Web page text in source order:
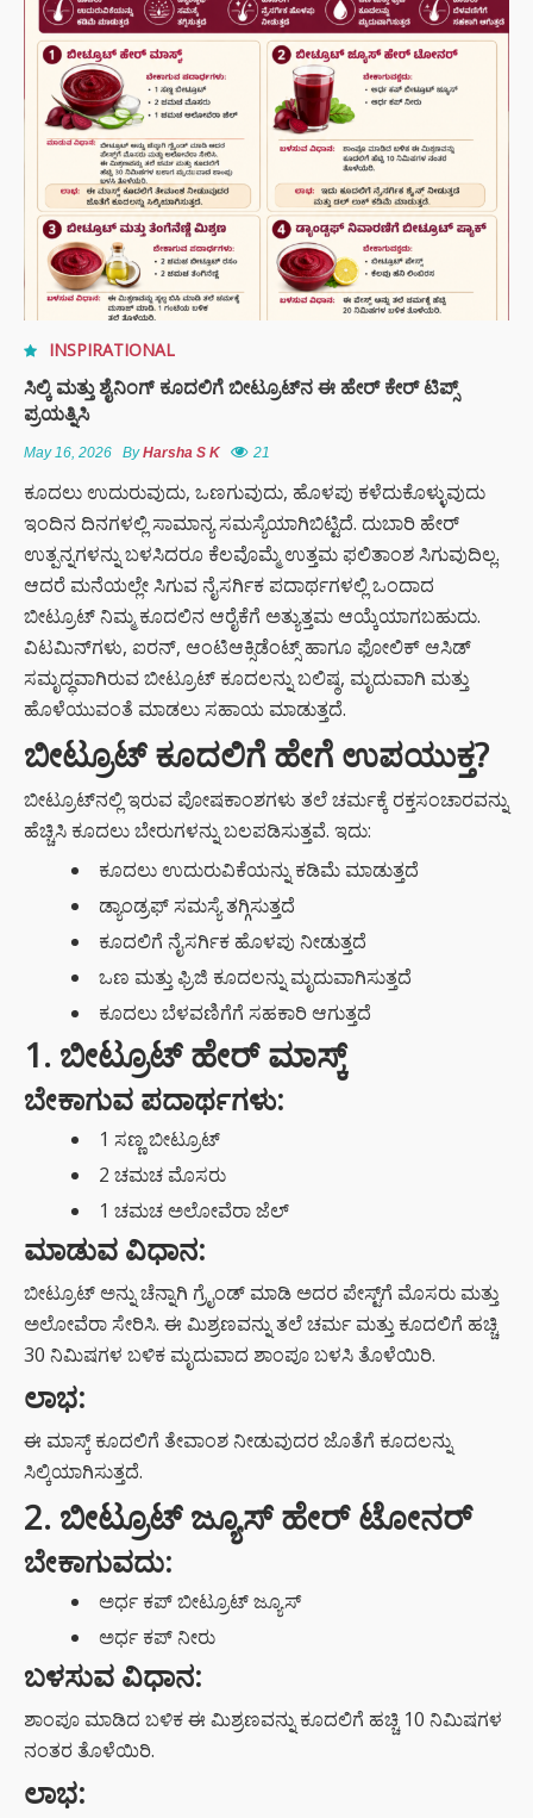
INSPIRATIONAL
ಸಿಲ್ಕಿ ಮತ್ತು ಶೈನಿಂಗ್ ಕೂದಲಿಗೆ ಬೀಟ್ರೂಟ್‌ನ ಈ ಹೇರ್ ಕೇರ್ ಟಿಪ್ಸ್
ಪ್ರಯತ್ನಿಸಿ
May 16, 2026 ByHarsha S K 21
ಕೂದಲು ಉದುರುವುದು, ಒಣಗುವುದು, ಹೊಳಪು ಕಳೆದುಕೊಳ್ಳುವುದು
ಇಂದಿನ ದಿನಗಳಲ್ಲಿ ಸಾಮಾನ್ಯ ಸಮಸ್ಯೆಯಾಗಿಬಿಟ್ಟಿದೆ. ದುಬಾರಿ ಹೇರ್
ಉತ್ಪನ್ನಗಳನ್ನು ಬಳಸಿದರೂ ಕೆಲವೊಮ್ಮೆ ಉತ್ತಮ ಫಲಿತಾಂಶ ಸಿಗುವುದಿಲ್ಲ.
ಆದರೆ ಮನೆಯಲ್ಲೇ ಸಿಗುವ ನೈಸರ್ಗಿಕ ಪದಾರ್ಥಗಳಲ್ಲಿ ಒಂದಾದ
ಬೀಟ್ರೂಟ್‌ ನಿಮ್ಮ ಕೂದಲಿನ ಆರೈಕೆಗೆ ಅತ್ಯುತ್ತಮ ಆಯ್ಕೆಯಾಗಬಹುದು.
ವಿಟಮಿನ್‌ಗಳು, ಐರನ್‌, ಆಂಟಿಆಕ್ಸಿಡೆಂಟ್ಸ್‌ ಹಾಗೂ ಫೋಲಿಕ್ ಆಸಿಡ್‌
ಸಮೃದ್ಧವಾಗಿರುವ ಬೀಟ್ರೂಟ್‌ ಕೂದಲನ್ನು ಬಲಿಷ್ಠ, ಮೃದುವಾಗಿ ಮತ್ತು
ಹೊಳೆಯುವಂತೆ ಮಾಡಲು ಸಹಾಯ ಮಾಡುತ್ತದೆ.
ಬೀಟ್ರೂಟ್‌ ಕೂದಲಿಗೆ ಹೇಗೆ ಉಪಯುಕ್ತ?
ಬೀಟ್ರೂಟ್‌ನಲ್ಲಿ ಇರುವ ಪೋಷಕಾಂಶಗಳು ತಲೆ ಚರ್ಮಕ್ಕೆ ರಕ್ತಸಂಚಾರವನ್ನು
ಹೆಚ್ಚಿಸಿ ಕೂದಲು ಬೇರುಗಳನ್ನು ಬಲಪಡಿಸುತ್ತವೆ. ಇದು:
ಕೂದಲು ಉದುರುವಿಕೆಯನ್ನು ಕಡಿಮೆ ಮಾಡುತ್ತದೆ
ಡ್ಯಾಂಡ್ರಫ್‌ ಸಮಸ್ಯೆ ತಗ್ಗಿಸುತ್ತದೆ
ಕೂದಲಿಗೆ ನೈಸರ್ಗಿಕ ಹೊಳಪು ನೀಡುತ್ತದೆ
ಒಣ ಮತ್ತು ಫ್ರಿಜಿ ಕೂದಲನ್ನು ಮೃದುವಾಗಿಸುತ್ತದೆ
ಕೂದಲು ಬೆಳವಣಿಗೆಗೆ ಸಹಕಾರಿ ಆಗುತ್ತದೆ
1. ಬೀಟ್ರೂಟ್ ಹೇರ್ ಮಾಸ್ಕ್
ಬೇಕಾಗುವ ಪದಾರ್ಥಗಳು:
1 ಸಣ್ಣ ಬೀಟ್ರೂಟ್
2 ಚಮಚ ಮೊಸರು
1 ಚಮಚ ಅಲೋವೆರಾ ಜೆಲ್
ಮಾಡುವ ವಿಧಾನ:
ಬೀಟ್ರೂಟ್ ಅನ್ನು ಚೆನ್ನಾಗಿ ಗ್ರೈಂಡ್ ಮಾಡಿ ಅದರ ಪೇಸ್ಟ್‌ಗೆ ಮೊಸರು ಮತ್ತು
ಅಲೋವೆರಾ ಸೇರಿಸಿ. ಈ ಮಿಶ್ರಣವನ್ನು ತಲೆ ಚರ್ಮ ಮತ್ತು ಕೂದಲಿಗೆ ಹಚ್ಚಿ
30 ನಿಮಿಷಗಳ ಬಳಿಕ ಮೃದುವಾದ ಶಾಂಪೂ ಬಳಸಿ ತೊಳೆಯಿರಿ.
ಲಾಭ:
ಈ ಮಾಸ್ಕ್ ಕೂದಲಿಗೆ ತೇವಾಂಶ ನೀಡುವುದರ ಜೊತೆಗೆ ಕೂದಲನ್ನು
ಸಿಲ್ಕಿಯಾಗಿಸುತ್ತದೆ.
2. ಬೀಟ್ರೂಟ್ ಜ್ಯೂಸ್ ಹೇರ್ ಟೋನರ್
ಬೇಕಾಗುವದು:
ಅರ್ಧ ಕಪ್ ಬೀಟ್ರೂಟ್ ಜ್ಯೂಸ್
ಅರ್ಧ ಕಪ್ ನೀರು
ಬಳಸುವ ವಿಧಾನ:
ಶಾಂಪೂ ಮಾಡಿದ ಬಳಿಕ ಈ ಮಿಶ್ರಣವನ್ನು ಕೂದಲಿಗೆ ಹಚ್ಚಿ 10 ನಿಮಿಷಗಳ
ನಂತರ ತೊಳೆಯಿರಿ.
ಲಾಭ: